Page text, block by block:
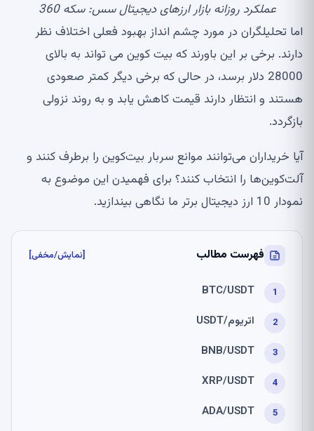
عملکرد روزانه بازار ارزهای دیجیتال سس:سکه 360
اما تحلیلگران در مورد چشم انداز بهبود فعلی اختلاف نظر
دارند. برخی بر این باورند که بیت کوین می تواند به بالای
28000 دلار برسد، در حالی که برخی دیگر کمتر صعودی
هستند و انتظار دارند قیمت کاهش یابد و به روند نزولی
بازگردد.
آیا خریداران می‌توانند موانع سربار بیت‌کوین را برطرف کنند و
آلت‌کوین‌ها را انتخاب کنند؟ برای فهمیدن این موضوع به
نمودار 10 ارز دیجیتال برتر ما نگاهی بیندازید.
فهرست مطالب [نمایش/مخفی]
BTC/USDT
اتریوم/USDT
BNB/USDT
XRP/USDT
ADA/USDT